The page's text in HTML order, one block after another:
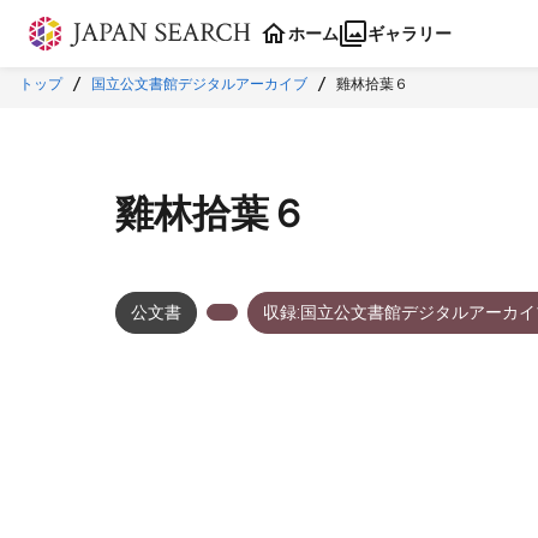
本文に飛ぶ
ホーム ギャラリー
トップ 国立公文書館デジタルアーカイブ 雞林拾葉６
雞林拾葉６
公文書 収録:国立公文書館デジタルアーカ